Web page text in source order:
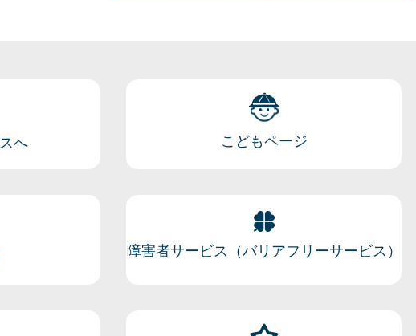
へ こどもページ
障害者サービス（バリアフリーサービス）